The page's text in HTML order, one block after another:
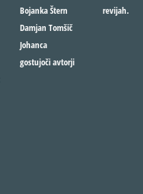
Bojanka Štern
Damjan Tomšič
Johanca
gostujoči avtorji
revijah.